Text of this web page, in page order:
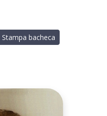
Stampa bacheca